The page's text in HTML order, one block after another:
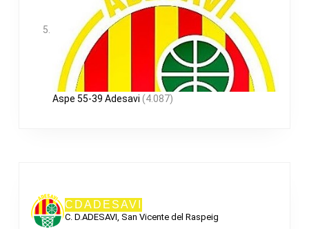
Aspe 55-39 Adesavi (4.087)
CDADESAVI
C. D.ADESAVI, San Vicente del Raspeig